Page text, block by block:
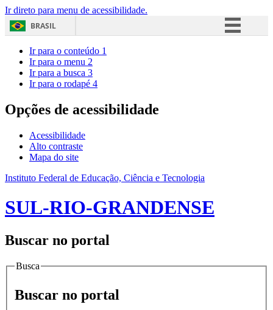
Ir direto para menu de acessibilidade.
BRASIL
Acesso à informação
Ir para o conteúdo 1
Ir para o menu 2
Ir para a busca 3
Ir para o rodapé 4
Opções de acessibilidade
Acessibilidade
Alto contraste
Mapa do site
Instituto Federal de Educação, Ciência e Tecnologia
SUL-RIO-GRANDENSE
Buscar no portal
Busca
Buscar no portal